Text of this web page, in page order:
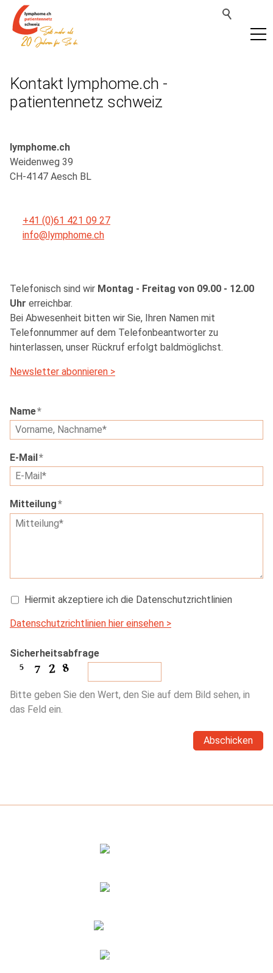
Kontakt lymphome.ch -
patientennetz schweiz
lymphome.ch
Weidenweg 39
CH-4147 Aesch BL
+41 (0)61 421 09 27
info@lymphome.ch
Telefonisch sind wir Montag - Freitag von 09.00 - 12.00
Uhr erreichbar.
Bei Abwesenheit bitten wir Sie, Ihren Namen mit
Telefonnummer auf dem Telefonbeantworter zu
hinterlassen, unser Rückruf erfolgt baldmöglichst.
Newsletter abonnieren >
Name*
E-Mail*
Mitteilung*
Hiermit akzeptiere ich die Datenschutzrichtlinien
Datenschutzrichtlinien hier einsehen >
Sicherheitsabfrage
Bitte geben Sie den Wert, den Sie auf dem Bild sehen, in
das Feld ein.
Abschicken